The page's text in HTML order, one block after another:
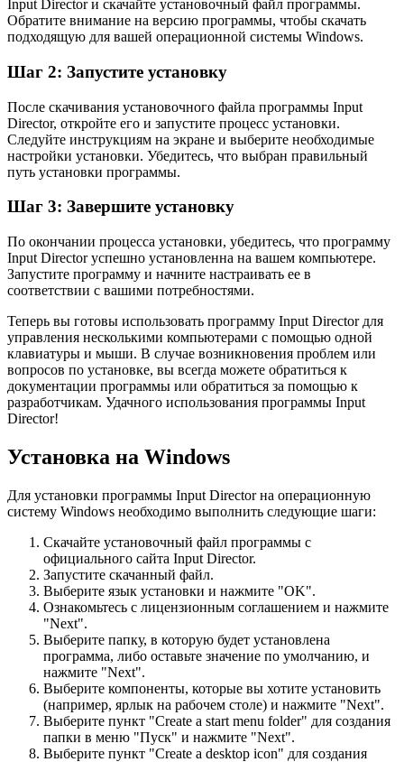
Input Director и скачайте установочный файл программы.
Обратите внимание на версию программы, чтобы скачать
подходящую для вашей операционной системы Windows.
Шаг 2: Запустите установку
После скачивания установочного файла программы Input
Director, откройте его и запустите процесс установки.
Следуйте инструкциям на экране и выберите необходимые
настройки установки. Убедитесь, что выбран правильный
путь установки программы.
Шаг 3: Завершите установку
По окончании процесса установки, убедитесь, что программу
Input Director успешно установленна на вашем компьютере.
Запустите программу и начните настраивать ее в
соответствии с вашими потребностями.
Теперь вы готовы использовать программу Input Director для
управления несколькими компьютерами с помощью одной
клавиатуры и мыши. В случае возникновения проблем или
вопросов по установке, вы всегда можете обратиться к
документации программы или обратиться за помощью к
разработчикам. Удачного использования программы Input
Director!
Установка на Windows
Для установки программы Input Director на операционную
систему Windows необходимо выполнить следующие шаги:
Скачайте установочный файл программы с
официального сайта Input Director.
Запустите скачанный файл.
Выберите язык установки и нажмите "OK".
Ознакомьтесь с лицензионным соглашением и нажмите
"Next".
Выберите папку, в которую будет установлена
программа, либо оставьте значение по умолчанию, и
нажмите "Next".
Выберите компоненты, которые вы хотите установить
(например, ярлык на рабочем столе) и нажмите "Next".
Выберите пункт "Create a start menu folder" для создания
папки в меню "Пуск" и нажмите "Next".
Выберите пункт "Create a desktop icon" для создания